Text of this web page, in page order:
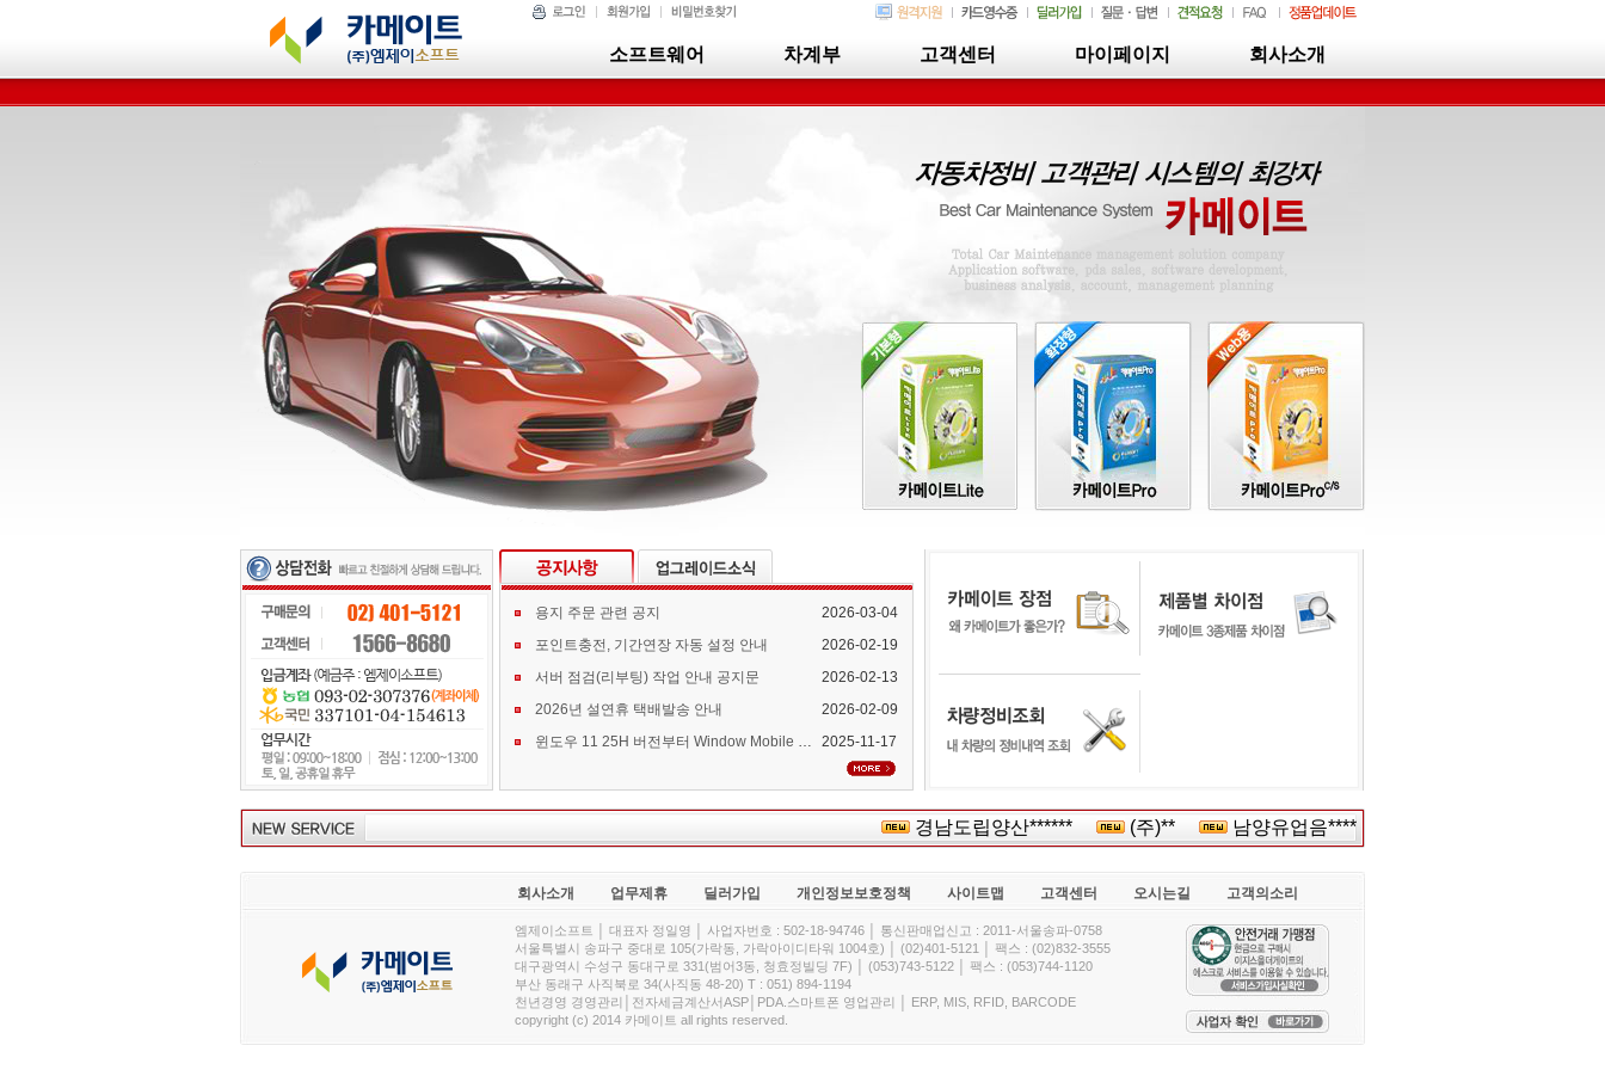
소프트웨어 차계부 고객센터 마이페이지 회사소개
용지 주문 관련 공지
2026-03-04
포인트충전, 기간연장 자동 설정 안내
2026-02-19
서버 점검(리부팅) 작업 안내 공지문
2026-02-13
2026년 설연휴 택배발송 안내
2026-02-09
윈도우 11 25H 버전부터 Window Mobile Device Center 지원 중단 안내
2025-11-17
경남도립양산****** (주)** 남양유업음****
회사소개 업무제휴 딜러가입 개인정보보호정책 사이트맵 고객센터 오시는길 고객의소리
엠제이소프트 │ 대표자 정일영 │ 사업자번호 : 502-18-94746 │ 통신판매업신고 : 2011-서울송파-0758
서울특별시 송파구 중대로 105(가락동, 가락아이디타워 1004호) │ (02)401-5121 │ 팩스 : (02)832-3555
대구광역시 수성구 동대구로 331(범어3동, 청효정빌딩 7F) │ (053)743-5122 │ 팩스 : (053)744-1120
부산 동래구 사직북로 34(사직동 48-20) T : 051) 894-1194
천년경영 경영관리│전자세금계산서ASP│PDA.스마트폰 영업관리 │ ERP, MIS, RFID, BARCODE
copyright (c) 2014 카메이트 all rights reserved.